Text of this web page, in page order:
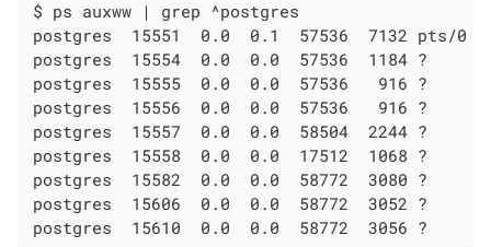
$ ps auxww | grep ^postgres
postgres  15551  0.0  0.1  57536  7132 pts/
postgres  15554  0.0  0.0  57536  1184 ?
postgres  15555  0.0  0.0  57536   916 ?
postgres  15556  0.0  0.0  57536   916 ?
postgres  15557  0.0  0.0  58504  2244 ?
postgres  15558  0.0  0.0  17512  1068 ?
postgres  15582  0.0  0.0  58772  3080 ?
postgres  15606  0.0  0.0  58772  3052 ?
postgres  15610  0.0  0.0  58772  3056 ?